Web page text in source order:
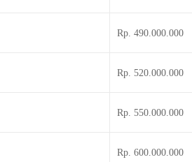
Rp. 490.000.000
Rp. 520.000.000
Rp. 550.000.000
Rp. 600.000.000